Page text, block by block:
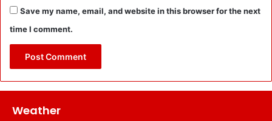
Save my name, email, and website in this browser for the next
time I comment.
Weather